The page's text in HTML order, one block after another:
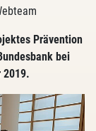
Prävention
bei
2019.